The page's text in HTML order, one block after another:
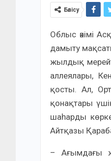
Бөлісу
Облыс әкімі
дамыту
жылдық
аллеялары,
қосты. Ал,
қонақтары
шаһарды
Айтқазы
– Ағымдағы